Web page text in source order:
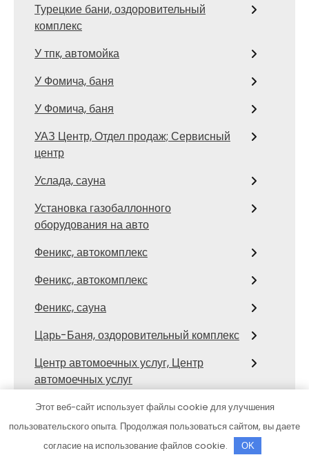
Турецкие бани, оздоровительный
комплекс
У тпк, автомойка
У Фомича, баня
У Фомича, баня
УАЗ Центр, Отдел продаж; Сервисный
центр
Услада, сауна
Установка газобаллонного
оборудования на авто
Феникс, автокомплекс
Феникс, автокомплекс
Феникс, сауна
Царь-Баня, оздоровительный комплекс
Центр автомоечных услуг, Центр
автомоечных услуг
Центр автомоечных услуг, Центр
автомоечных услуг
Центральное СТО
Этот веб-сайт использует файлы cookie для улучшения
пользовательского опыта. Продолжая пользоваться сайтом, вы даете
согласие на использование файлов cookie.
OK